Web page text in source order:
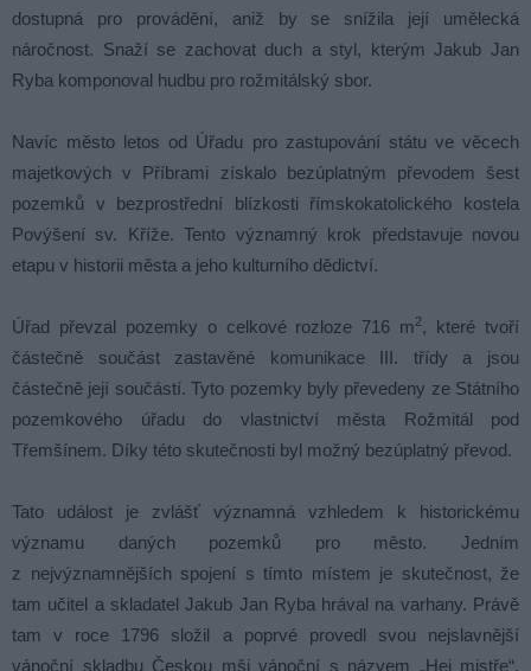
dostupná pro provádění, aniž by se snížila její umělecká
náročnost. Snaží se zachovat duch a styl, kterým Jakub Jan
Ryba komponoval hudbu pro rožmitálský sbor.
Navíc město letos od Úřadu pro zastupování státu ve věcech
majetkových v Příbrami získalo bezúplatným převodem šest
pozemků v bezprostřední blízkosti římskokatolického kostela
Povýšení sv. Kříže. Tento významný krok představuje novou
etapu v historii města a jeho kulturního dědictví.
Úřad převzal pozemky o celkové rozloze 716 m2, které tvoří
částečně součást zastavěné komunikace III. třídy a jsou
částečně její součástí. Tyto pozemky byly převedeny ze Státního
pozemkového úřadu do vlastnictví města Rožmitál pod
Třemšínem. Díky této skutečnosti byl možný bezúplatný převod.
Tato událost je zvlášť významná vzhledem k historickému
významu daných pozemků pro město. Jedním
z nejvýznamnějších spojení s tímto místem je skutečnost, že
tam učitel a skladatel Jakub Jan Ryba hrával na varhany. Právě
tam v roce 1796 složil a poprvé provedl svou nejslavnější
vánoční skladbu Českou mši vánoční s názvem „Hej mistře“.